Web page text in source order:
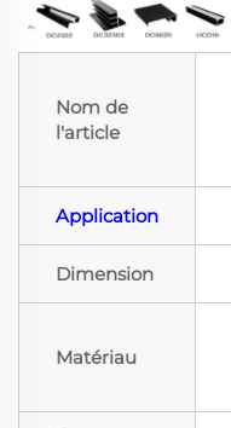
Nom de
l'article
Application
Dimension
Matériau